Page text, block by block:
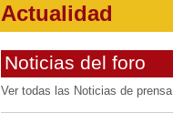
Actualidad
Noticias del foro
Ver todas las Noticias de prensa